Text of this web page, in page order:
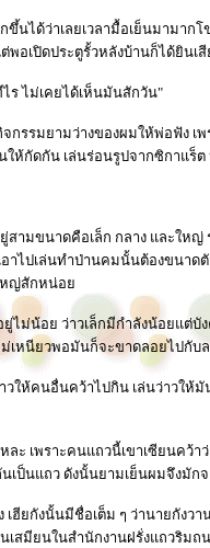
นได้ว่าเลยเวลามื้อเย็นมามาก
อเปิดประตูรั้วหลังบ้านก็ได้ยินเ
ร ไม่เคยได้เห็นมันสักวัน"
กรรมยามว่างของผมให้พ่อฟัง
ห้กัดกัน เล่นร่อนรูปจากซิกาแร็ต
มขนาดคือเล็ก กลาง และใหญ่
าไปเล่นทำป่านคมนั้นต้องขนา
หญ่สักหน่อย
ไม่น้อย ว่าวเล็กมีกำลังน้อยแต่
เหนียวพอมันก็จะขาดลอยไปกับ
วให้คนอื่นคว้าไปกิน เล่นว่าวใ
เพราะคนแถวนี้เขาเซียนคว้า
ป็นแถว ดังนั้นยามเย็นผมจึงมักจ
ฮียกังนั้นมีชื่อเต็ม ๆ ว่านายกังว
เสมียนในสำนักงานฝรั่งแถวริม